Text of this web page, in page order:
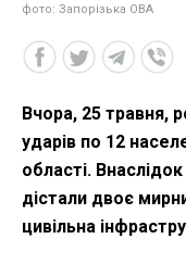
фото: Запорізька ОВА
Вчора, 25 травня,
ударів по 12
області.
дістали двоє
цивільна